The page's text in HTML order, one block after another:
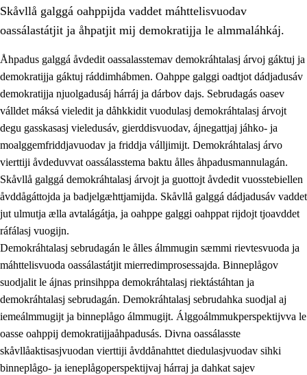
1. Åhpadusá árvvovuodo
1.1 Almasjárvvo
1.2 Identitiehtta ja kultuvralasj moattevuohta
1.3 Lájttális ájádallam ja estetihkalasj diedulasjvuohta
1.4 Dahkamávvo, berustibme ja diehtemvájnogisvuohta
1.5 Vieledus luonnduj ja birásdiedulasjvuohta
Demokratijja ja oassálasstem
Skåvllå galggá oahppijda vaddet máhttelisvuodav
oassálastátjit ja åhpatjit mij demokratijja le almmaláhkáj.
Åhpadus galggá åvdedit oassalasstemav demokráhtalasj árvoj gáktuj ja
demokratijja gáktuj ráddimhábmen. Oahppe galggi oadtjot dádjadusáv
demokratijja njuolgadusáj hárráj ja dárbov dajs. Sebrudagás oasev
válldet máksá vieledit ja dåhkkidit vuodulasj demokráhtalasj árvojt
degu gasskasasj vieledusáv, gierddisvuodav, ájnegattjaj jáhko- ja
moalggemfriddjavuodav ja friddja válljimijt. Demokráhtalasj árvo
vierttiji åvdeduvvat oassálasstema baktu ålles åhpadusmannulagán.
Skåvllå galggá demokráhtalasj árvojt ja guottojt åvdedit vuosstebiellen
åvddågáttojda ja badjelgæhttjamijda. Skåvllå galggá dádjadusáv vaddet
jut ulmutja ælla avtalágátja, ja oahppe galggi oahppat rijdojt tjoavddet
ráfálasj vuogijn.
Demokráhtalasj sebrudagán le ålles álmmugin sæmmi rievtesvuoda ja
máhttelisvuoda oassálastátjit mierredimprosessajda. Binneplågov
suodjalit le ájnas prinsihppa demokráhtalasj riektástáhtan ja
demokráhtalasj sebrudagán. Demokráhtalasj sebrudahka suodjal aj
iemeálmmugijt ja binneplågo álmmugijt. Álggoálmmukperspektijvva le
oasse oahppij demokratijjaåhpadusás. Divna oassálasste
skåvllåaktisasjvuodan vierttiji åvddånahttet diedulasjvuodav sihki
binneplågo- ja ieneplågoperspektijvaj hárraj ja dahkat sajev